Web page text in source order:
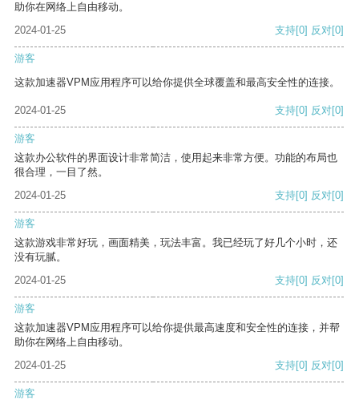
助你在网络上自由移动。
2024-01-25
支持[0] 反对[0]
游客
这款加速器VPM应用程序可以给你提供全球覆盖和最高安全性的连接。
2024-01-25 支持[0] 反对[0]
游客
这款办公软件的界面设计非常简洁，使用起来非常方便。功能的布局也
很合理，一目了然。
2024-01-25
支持[0] 反对[0]
游客
这款游戏非常好玩，画面精美，玩法丰富。我已经玩了好几个小时，还
没有玩腻。
2024-01-25
支持[0] 反对[0]
游客
这款加速器VPM应用程序可以给你提供最高速度和安全性的连接，并帮
助你在网络上自由移动。
2024-01-25
支持[0] 反对[0]
游客